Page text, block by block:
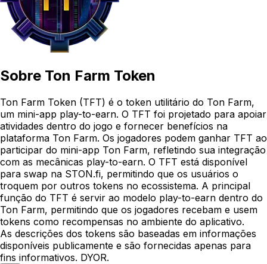
Sobre Ton Farm Token
Ton Farm Token (TFT) é o token utilitário do Ton Farm,
um mini-app play-to-earn. O TFT foi projetado para apoiar
atividades dentro do jogo e fornecer benefícios na
plataforma Ton Farm. Os jogadores podem ganhar TFT ao
participar do mini-app Ton Farm, refletindo sua integração
com as mecânicas play-to-earn. O TFT está disponível
para swap na STON.fi, permitindo que os usuários o
troquem por outros tokens no ecossistema. A principal
função do TFT é servir ao modelo play-to-earn dentro do
Ton Farm, permitindo que os jogadores recebam e usem
tokens como recompensas no ambiente do aplicativo.
As descrições dos tokens são baseadas em informações
disponíveis publicamente e são fornecidas apenas para
fins informativos. DYOR.